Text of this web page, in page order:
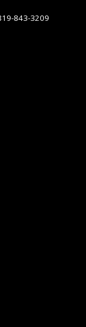
843-3209